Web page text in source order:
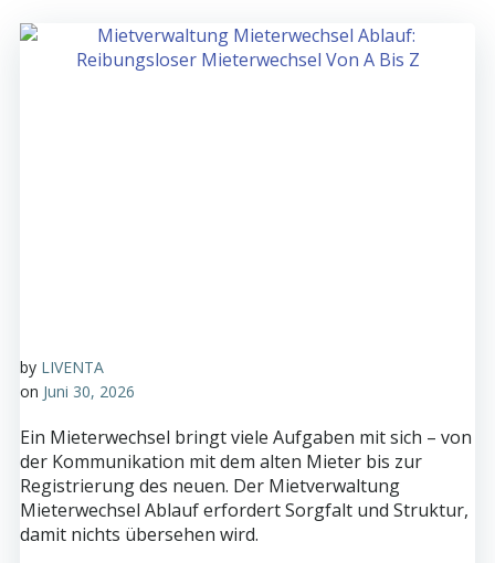
by LIVENTA
on Juni 30, 2026
Ein Mieterwechsel bringt viele Aufgaben mit sich – von
der Kommunikation mit dem alten Mieter bis zur
Registrierung des neuen. Der Mietverwaltung
Mieterwechsel Ablauf erfordert Sorgfalt und Struktur,
damit nichts übersehen wird.